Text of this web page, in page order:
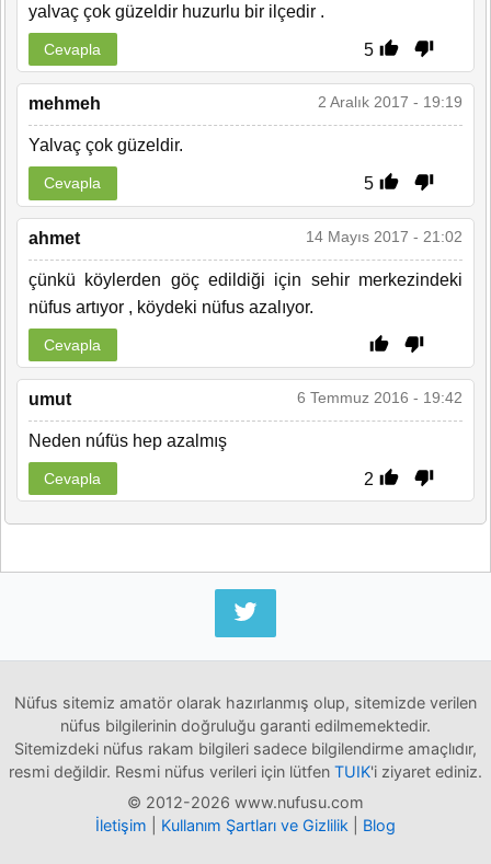
yalvaç çok güzeldir huzurlu bir ilçedir .
5
Cevapla
mehmeh 2 Aralık 2017 - 19:19
Yalvaç çok güzeldir.
5
Cevapla
ahmet 14 Mayıs 2017 - 21:02
çünkü köylerden göç edildiği için sehir merkezindeki
nüfus artıyor , köydeki nüfus azalıyor.
Cevapla
umut 6 Temmuz 2016 - 19:42
Neden núfüs hep azalmış
2
Cevapla
Nüfus sitemiz amatör olarak hazırlanmış olup, sitemizde verilen
nüfus bilgilerinin doğruluğu garanti edilmemektedir.
Sitemizdeki nüfus rakam bilgileri sadece bilgilendirme amaçlıdır,
resmi değildir. Resmi nüfus verileri için lütfen TUIK'i ziyaret ediniz.
© 2012-2026 www.nufusu.com
İletişim
Kullanım Şartları ve Gizlilik Blog